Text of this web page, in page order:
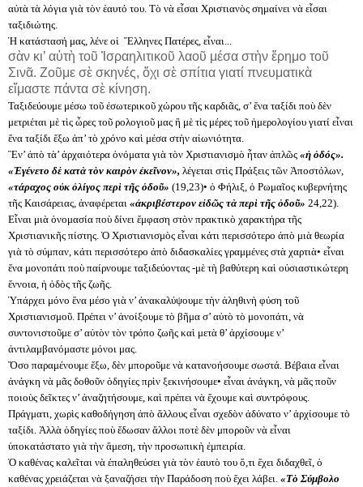
αὐτὰ τὰ λόγια γιὰ τὸν ἑαυτό του. Τὸ νὰ εἶσαι Χριστιανὸς σημαίνει νὰ εἶσαι
ταξιδιώτης.
Ἡ κατάστασή μας, λένε οἱ Ἕλληνες Πατέρες, εἶναι...
σὰν κι’ αὐτὴ τοῦ Ἰσραηλιτικοῦ λαοῦ μέσα στὴν ἔρημο τοῦ
Σινᾶ. Ζοῦμε σὲ σκηνές, ὄχι σὲ σπίτια γιατί πνευματικὰ
εἴμαστε πάντα σὲ κίνηση.
Ταξιδεύουμε μέσω τοῦ ἐσωτερικοῦ χώρου τῆς καρδιᾶς, σ’ ἕνα ταξίδι ποὺ δὲν
μετριέται μὲ τὶς ὧρες τοῦ ρολογιοῦ μας ἢ μὲ τὶς μέρες τοῦ ἡμερολογίου γιατί εἶναι
ἕνα ταξίδι ἔξω ἀπ’ τὸ χρόνο καὶ μέσα στὴν αἰωνιότητα.
Ἒν’ ἀπὸ τὰ’ ἀρχαιότερα ὀνόματα γιὰ τὸν Χριστιανισμὸ ἦταν ἁπλῶς «ἡ ὁδός».
«Ἐγένετο δὲ κατὰ τὸν καιρὸν ἐκεῖνον», λέγεται στὶς Πράξεις τῶν Ἀποστόλων,
«τάραχος οὐκ ὀλίγος περὶ τῆς ὁδοῦ» (19,23)• ὁ Φήλιξ, ὁ Ρωμαῖος κυβερνήτης
τῆς Καισάρειας, ἀναφέρεται «ἀκριβέστερον εἰδῶς τὰ περὶ τῆς ὁδοῦ» 24,22).
Εἶναι μιὰ ὀνομασία ποὺ δίνει ἔμφαση στὸν πρακτικὸ χαρακτήρα τῆς
Χριστιανικῆς πίστης. Ὁ Χριστιανισμὸς εἶναι κάτι περισσότερο ἀπὸ μιὰ θεωρία
γιὰ τὸ σύμπαν, κάτι περισσότερο ἀπὸ διδασκαλίες γραμμένες στὰ χαρτιὰ• εἶναι
ἕνα μονοπάτι ποὺ παίρνουμε ταξιδεύοντας -μὲ τὴ βαθύτερη καὶ οὐσιαστικώτερη
ἔννοια, ἡ ὁδὸς τῆς ζωῆς.
Ὑπάρχει μόνο ἕνα μέσο γιὰ ν’ ἀνακαλύψουμε τὴν ἀληθινὴ φύση τοῦ
Χριστιανισμοῦ. Πρέπει ν’ ἀνοίξουμε τὸ βῆμα σ’ αὐτὸ τὸ μονοπάτι, νὰ
συντονιστοῦμε σ’ αὐτὸν τὸν τρόπο ζωῆς καὶ μετὰ θ’ ἀρχίσουμε ν’
ἀντιλαμβανόμαστε μόνοι μας.
Ὅσο παραμένουμε ἔξω, δὲν μποροῦμε νὰ κατανοήσουμε σωστά. Βέβαια εἶναι
ἀνάγκη νὰ μᾶς δοθοῦν ὁδηγίες πρὶν ξεκινήσουμε• εἶναι ἀνάγκη, νὰ μᾶς ποῦν
ποιοὺς δεῖκτες ν’ ἀναζητήσουμε, καὶ πρέπει νὰ ἔχουμε καὶ συντρόφους.
Πράγματι, χωρὶς καθοδήγηση ἀπὸ ἄλλους εἶναι σχεδὸν ἀδύνατο ν’ ἀρχίσουμε τὸ
ταξίδι. Ἀλλὰ ὁδηγίες ποὺ ἔδωσαν ἄλλοι ποτὲ δὲν μποροῦν νὰ εἶναι
ὑποκατάστατο γιὰ τὴν ἄμεση, τὴν προσωπικὴ ἐμπειρία.
Ὁ καθένας καλεῖται νὰ ἐπαληθεύσει γιὰ τὸν ἑαυτὸ του ὅ,τι ἔχει διδαχθεῖ, ὁ
καθένας χρειάζεται νὰ ξαναζήσει τὴν Παράδοση ποὺ ἔχει λάβει. «Τὸ Σύμβολο